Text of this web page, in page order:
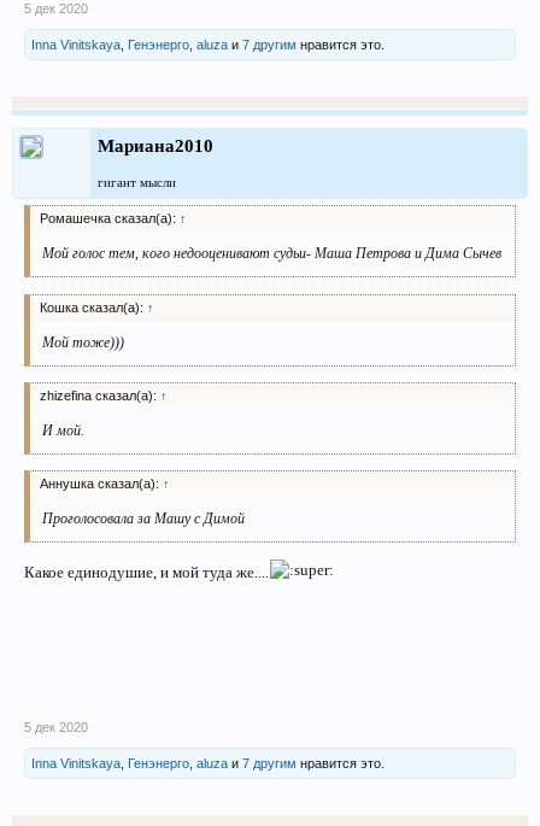
5 дек 2020
Inna Vinitskaya Генэнерго aluza и 7 другим нравится это.
Мариана2010
гигант мысли
Ромашечка сказал(а): ↑
Мой голос тем, кого недооценивают судьи- Маша Петрова и Дима Сычев
Кошка сказал(а): ↑
Мой тоже)))
zhizefina сказал(а): ↑
И мой.
Аннушка сказал(а): ↑
Проголосовала за Машу с Димой
Какое единодушие, и мой туда же....
5 дек 2020
Inna Vinitskaya Генэнерго aluza и 7 другим нравится это.